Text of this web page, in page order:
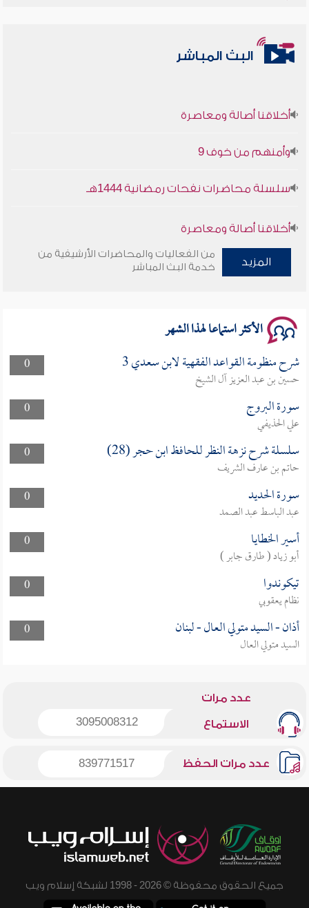
البث المباشر
أخلاقنا أصالة ومعاصرة
وأمنهم من خوف 9
سلسلة محاضرات نفحات رمضانية 1444هـ
أخلاقنا أصالة ومعاصرة
وأمنهم من خوف 9
المزيد
من الفعاليات والمحاضرات الأرشيفية من
خدمة البث المباشر
الأكثر استماعا لهذا الشهر
0 شرح منظومة القواعد الفقهية لابن سعدي 3
حسين بن عبد العزيز آل الشيخ
0
سورة البروج
علي الحذيفي
0
سلسلة شرح نزهة النظر للحافظ ابن حجر (28)
حاتم بن عارف الشريف
0
سورة الحديد
عبد الباسط عبد الصمد
0
أسير الخطايا
أبو زياد ( طارق جابر )
0
تيكوندوا
نظام يعقوبي
0
أذان - السيد متولي العال - لبنان
السيد متولي العال
عدد مرات
الاستماع 3095008312
عدد مرات الحفظ 839771517
جميع الحقوق محفوظة © 2026 - 1998 لشبكة إسلام ويب